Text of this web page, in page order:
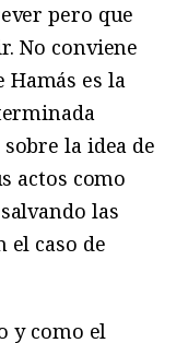
pero que
No conviene
es la
la idea de
actos como
las
el caso de
y como el